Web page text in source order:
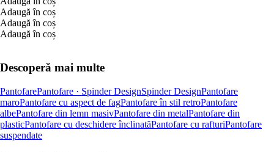
Adaugă în coș
Adaugă în coș
Adaugă în coș
Descoperă mai multe
PantofarePantofare · Spinder DesignSpinder DesignPantofare
maroPantofare cu aspect de fagPantofare în stil retroPantofare
albePantofare din lemn masivPantofare din metalPantofare din
plasticPantofare cu deschidere înclinatăPantofare cu rafturiPantofare
suspendate